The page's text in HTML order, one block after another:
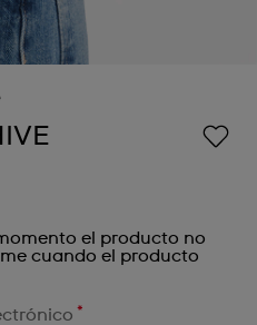
el producto no
cuando el producto
*